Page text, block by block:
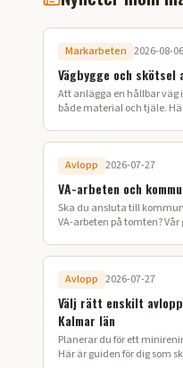
Markarbeten 2026-08-06
Vägbygge och
Att anlägga en hållbar väg
både material och tjäle.
Avlopp 2026-07-27
VA-arbeten och
Ska du ansluta till
VA-arbeten på tomten?
Avlopp 2026-07-27
Välj rätt enskilt
Kalmar län
Planerar du för ett
Här är guiden för dig som